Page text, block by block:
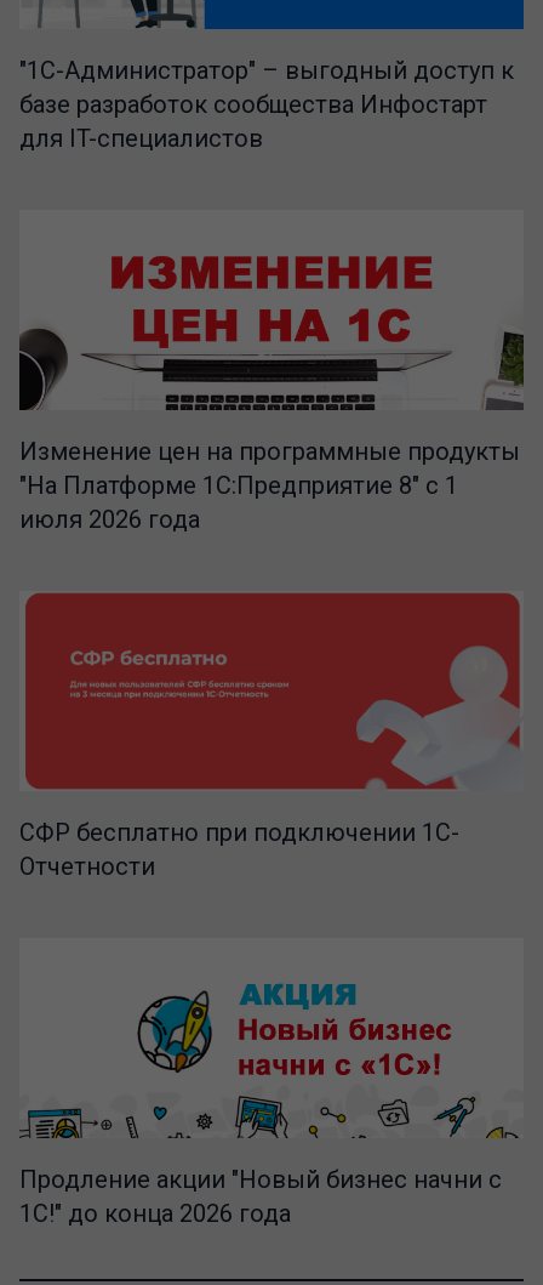
"1C-Администратор" – выгодный доступ к
базе разработок сообщества Инфостарт
для IT-специалистов
Изменение цен на программные продукты
"На Платформе 1С:Предприятие 8" с 1
июля 2026 года
СФР бесплатно при подключении 1С-
Отчетности
Продление акции "Новый бизнес начни с
1С!" до конца 2026 года